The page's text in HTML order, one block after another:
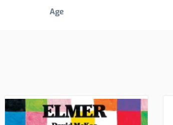
Age